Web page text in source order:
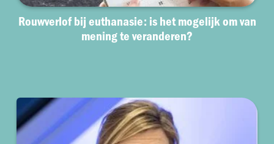
Rouwverlof bij euthanasie: is het mogelijk om van
mening te veranderen?